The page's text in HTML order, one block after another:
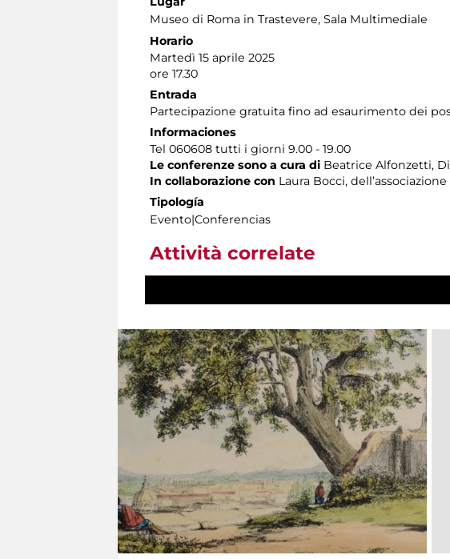
Museo di Roma in Trastevere, Sala Multimediale
Horario
Martedì 15 aprile 2025
ore 17.30
Entrada
Partecipazione gratuita fino ad esaurimento dei
Informaciones
Tel 060608 tutti i giorni 9.00 - 19.00
Le conferenze sono a cura di Beatrice Alfonzetti,
In collaborazione con Laura Bocci,
Tipología
Evento|Conferencias
Attività correlate